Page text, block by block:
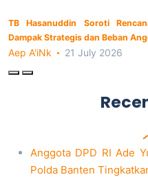
TB Hasanuddin Soroti
Dampak Strategis dan Beban
Aep A'iNk 21 July 2026
Anggota DPD RI Ade
Polda Banten